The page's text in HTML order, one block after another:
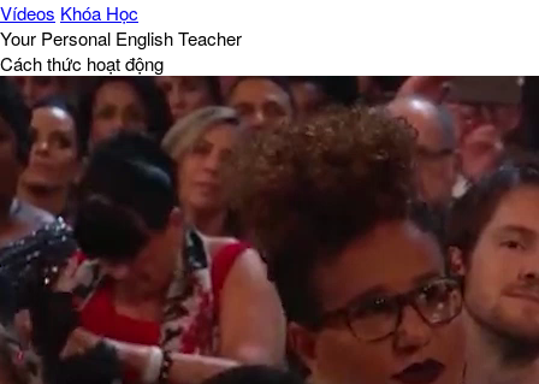
Vídeos Khóa Học
Your Personal English Teacher
Cách thức hoạt động